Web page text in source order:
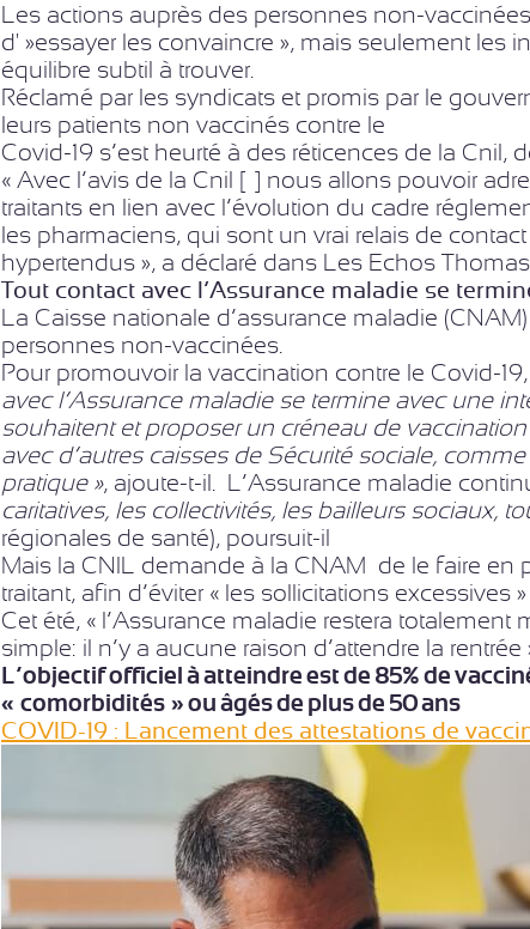
Les actions auprès des personnes non-
d' »essayer les convaincre », mais seulement les
équilibre subtil à trouver.
Réclamé par les syndicats et promis par le
leurs patients non vaccinés contre le
Covid-19 s’est heurté à des réticences de la Cnil,
« Avec l’avis de la Cnil […] nous allons pouvoir
traitants en lien avec l’évolution du cadre
les pharmaciens, qui sont un vrai relais de
hypertendus », a déclaré dans Les Echos
Tout contact avec l’Assurance maladie se
La Caisse nationale d’assurance maladie
personnes non-vaccinées.
Pour promouvoir la vaccination contre le Covid-19,
avec l’Assurance maladie se termine avec une
souhaitent et proposer un créneau de vaccination
avec d’autres caisses de Sécurité sociale,
pratique », ajoute-t-il. L’Assurance maladie
caritatives, les collectivités, les bailleurs sociaux,
régionales de santé), poursuit-il
Mais la CNIL demande à la CNAM de le faire en
traitant, afin d’éviter « les sollicitations excessives »
Cet été, « l’Assurance maladie restera
simple: il n’y a aucune raison d’attendre la rentrée
L’objectif officiel à atteindre est de 85% de
« comorbidités » ou âgés de plus de 50 ans
COVID-19 : Lancement des attestations de